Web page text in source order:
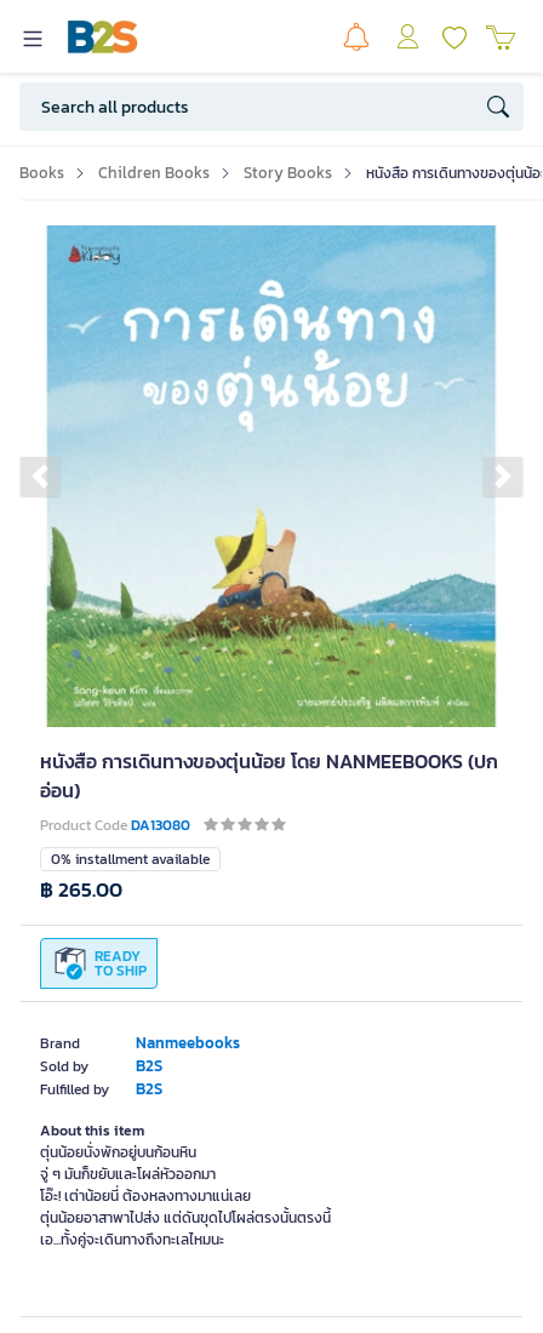
Books Children Books Story Books หนังสือ การเดินทางของตุ่นน้
Previous slide
หนังสือ การเดินทางของตุ่นน้อย โดย NANMEEBOOKS (ปก
อ่อน)
Product CodeDA13080
Brand Nanmeebooks
Sold by B2S
Fulfilled by B2S
0% installment available
READY
TO SHIP
฿ 265.00
About this item
ตุ่นน้อยนั่งพักอยู่บนก้อนหิน
จู่ ๆ มันก็ขยับและโผล่หัวออกมา
โอ๊ะ! เต่าน้อยนี่ ต้องหลงทางมาแน่เลย
ตุ่นน้อยอาสาพาไปส่ง แต่ดันขุดไปโผล่ตรงนั้นตรงนี้